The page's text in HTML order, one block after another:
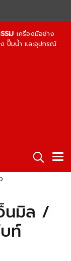
รม เครื่องมือช่าง
ง ปั๊มน้ำ และอุปกรณ์
นมิล /
ท์